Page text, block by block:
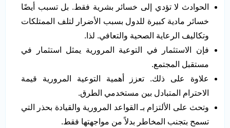
الحوادث لا تؤدي إلى خسائر بشرية فقط. بل تسبب أيضًا
خسائر مادية كبيرة للدول بسبب الأضرار لتلف الممتلكات
وتكاليف الرعاية الصحية والتعافي. لذا.
فإن الاستثمار في التوعية المرورية يمثل استثمار في
مستقبل المجتمع.
علاوة على ذلك. تعزز أهمية التوعية المرورية قيمة
الاحترام المتبادل بين مستخدمي الطرق.
وتحث على الألتزام بـ القواعد المرورية والقيادة بحذر التي
تسمح بتجنب المخاطر بدلاً من مواجهتها فقط.